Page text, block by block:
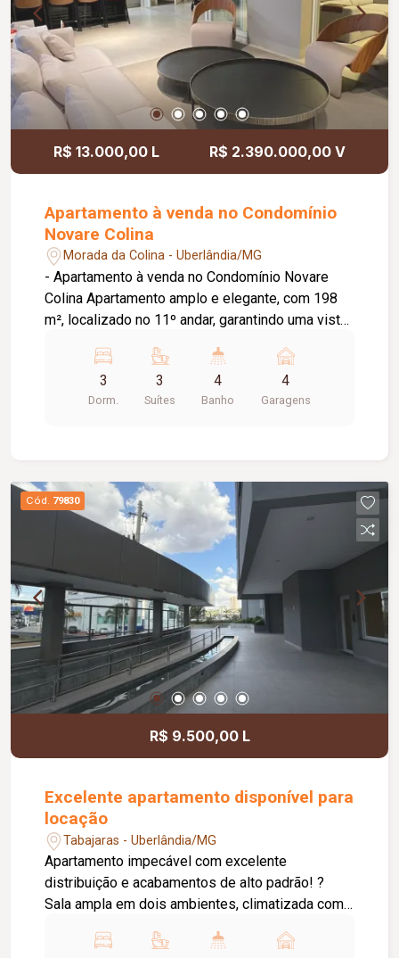
R$ 13.000,00 L R$ 2.390.000,00 V
Apartamento à venda no Condomínio
Novare Colina
Morada da Colina - Uberlândia/MG
- Apartamento à venda no Condomínio Novare
Colina Apartamento amplo e elegante, com 198
m², localizado no 11º andar, garantindo uma vista
vagas de garagem e um projeto completo, todo
montado em marcenaria planejada, que une
sofisticação e funcionalidade em cada ambiente.
privativa - 11º andar - 4 vagas de garagem ( 3
livres). - Marcenaria planejada em todos os
ambientes - Condomínio de alto padrão com
conforto e qualidade de vida em um só lugar.
3
Dorm.
3
Suítes
4
Banho
4
Garagens
Cód. 79830
R$ 9.500,00 L
Excelente apartamento disponível para
locação
Tabajaras - Uberlândia/MG
Apartamento impecável com excelente
distribuição e acabamentos de alto padrão! ?
Sala ampla em dois ambientes, climatizada com
gourmet com marcenaria sob medida, perfeita